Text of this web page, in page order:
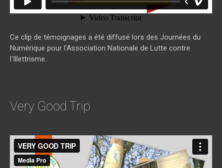
Ce clip de témoignages a été diffusé lors des Journées du
Numérique pour l'Association Nationale de Lutte contre
l'Illettrisme.
Very Good Trip
VERY GOOD TRIPfrom media proonVimeo.